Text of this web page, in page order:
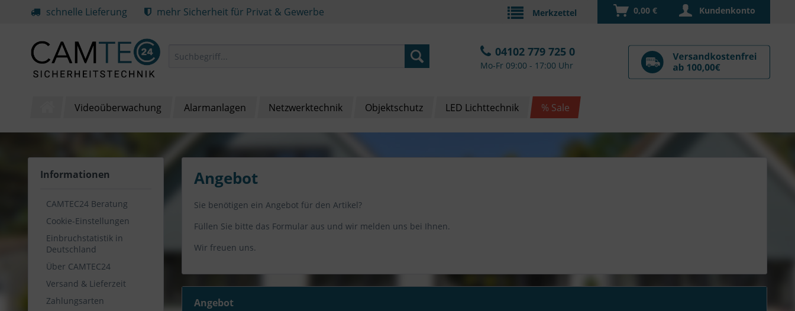
schnelle Lieferung mehr Sicherheit für Privat & Gewerbe Kundenkonto
0,00 €
04102 779 725 0
Mo-Fr 09:00 - 17:00 Uhr
Videoüberwachung Alarmanlagen Netzwerktechnik Objektschutz LED Lichttechnik % Sale
Informationen
CAMTEC24 Beratung
Cookie-Einstellungen
Einbruchstatistik in
Deutschland
Über CAMTEC24
Versand & Lieferzeit
Zahlungsarten
Angebot
Sie benötigen ein Angebot für den Artikel?
Füllen Sie bitte das Formular aus und wir melden uns bei Ihnen.
Wir freuen uns.
Angebot